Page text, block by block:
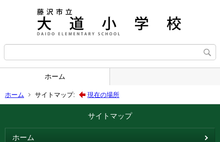
ホーム
ホーム サイトマップ: 現在の場所
サイトマップ
ホーム